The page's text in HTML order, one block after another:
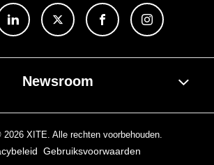
Newsroom
XITE. Alle rechten voorbehouden.
Gebruiksvoorwaarden